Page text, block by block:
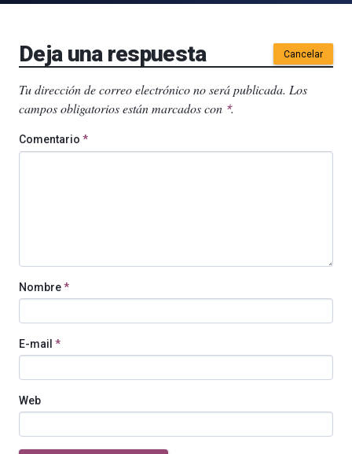
Deja una respuesta Cancelar
Tu dirección de correo electrónico no será publicada. Los
campos obligatorios están marcados con *.
Comentario *
Nombre*
E-mail *
Web